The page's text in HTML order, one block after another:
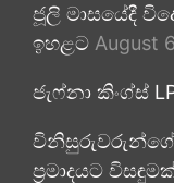
ජූලි මාසයේදී
ඉහළට August
ජැෆ්නා කිංග්ස්
විනිසුරුවරුන්ගේ
ප්‍රමාදයට